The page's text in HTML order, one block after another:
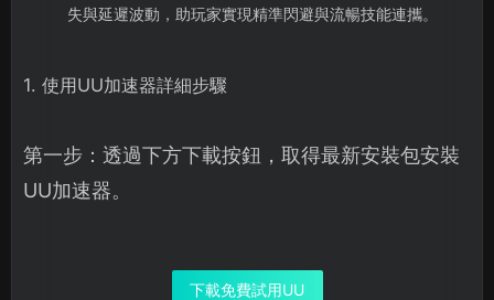
失與延遲波動，助玩家實現精準閃避與流暢技能連攜。
1. 使用UU加速器詳細步驟
第一步：透過下方下載按鈕，取得最新安裝包安裝
UU加速器。
下載免費試用UU